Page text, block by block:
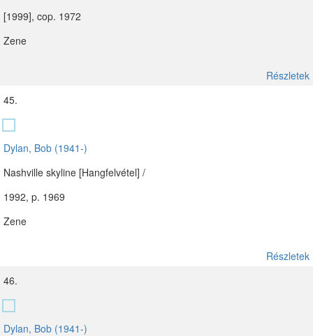
[1999], cop. 1972
Zene
Részletek
45.
Dylan, Bob (1941-)
Nashville skyline [Hangfelvétel] /
1992, p. 1969
Zene
Részletek
46.
Dylan, Bob (1941-)